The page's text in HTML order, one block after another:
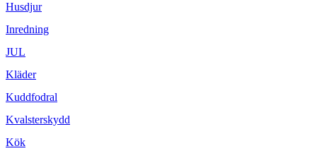
Husdjur
Inredning
JUL
Kläder
Kuddfodral
Kvalsterskydd
Kök